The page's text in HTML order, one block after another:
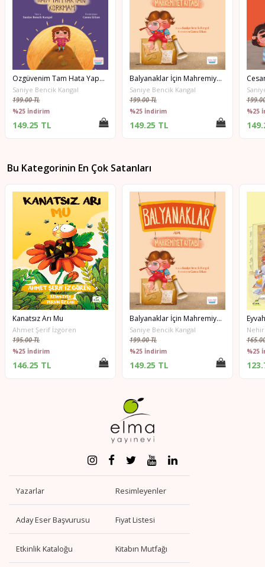
Özgüvenim Tam Hata Yapmaktan Korkmam
Saniye Bencik Kangal
199.00 TL
%25 İndirim
149.25 TL
Balyanaklar İçin Mahremiyet Kitabı
Saniye Bencik Kangal
199.00 TL
%25 İndirim
149.25 TL
%25
Bu Kategorinin En Çok Satanları
Kanatsız Arı Mu
Ahmet Şerif İzgören
195.00 TL
%25 İndirim
146.25 TL
Balyanaklar İçin Mahremiyet Kitabı
Saniye Bencik Kangal
199.00 TL
%25 İndirim
149.25 TL
%25
Yazarlar Resimleyenler
Aday Eser Başvurusu Fiyat Listesi
Etkinlik Kataloğu Kitabın Mutfağı